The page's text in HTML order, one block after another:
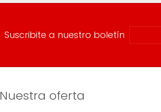
Suscribite a nuestro boletín
Nuestra oferta